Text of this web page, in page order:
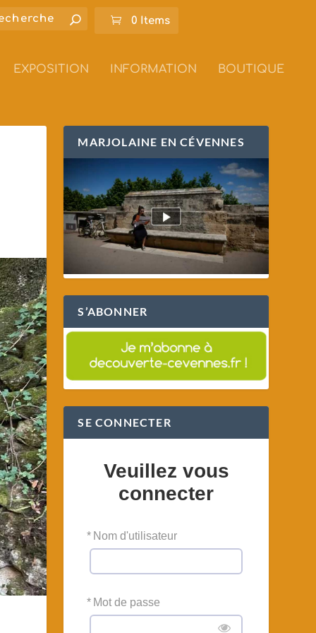
0 Items
EXPOSITION INFORMATION BOUTIQUE
MARJOLAINE EN CÉVENNES
S’ABONNER
SE CONNECTER
Veuillez vous
connecter
* Nom d'utilisateur
* Mot de passe